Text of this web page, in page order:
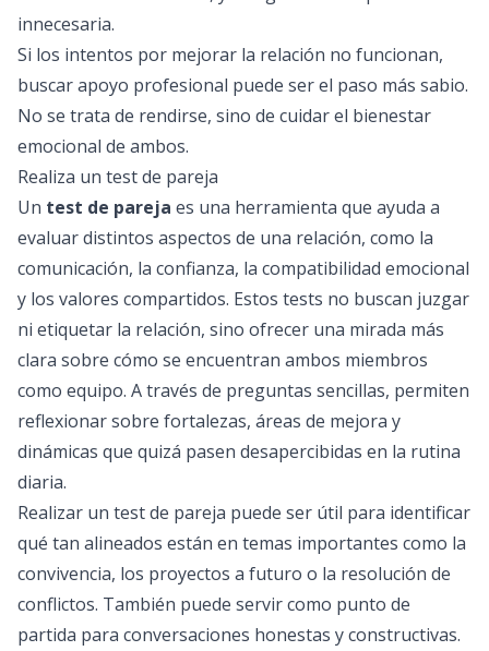
innecesaria.
Si los intentos por mejorar la relación no funcionan,
buscar apoyo profesional puede ser el paso más sabio.
No se trata de rendirse, sino de cuidar el bienestar
emocional de ambos.
Realiza un test de pareja
Un test de pareja es una herramienta que ayuda a
evaluar distintos aspectos de una relación, como la
comunicación, la confianza, la compatibilidad emocional
y los valores compartidos. Estos tests no buscan juzgar
ni etiquetar la relación, sino ofrecer una mirada más
clara sobre cómo se encuentran ambos miembros
como equipo. A través de preguntas sencillas, permiten
reflexionar sobre fortalezas, áreas de mejora y
dinámicas que quizá pasen desapercibidas en la rutina
diaria.
Realizar un test de pareja puede ser útil para identificar
qué tan alineados están en temas importantes como la
convivencia, los proyectos a futuro o la resolución de
conflictos. También puede servir como punto de
partida para conversaciones honestas y constructivas.